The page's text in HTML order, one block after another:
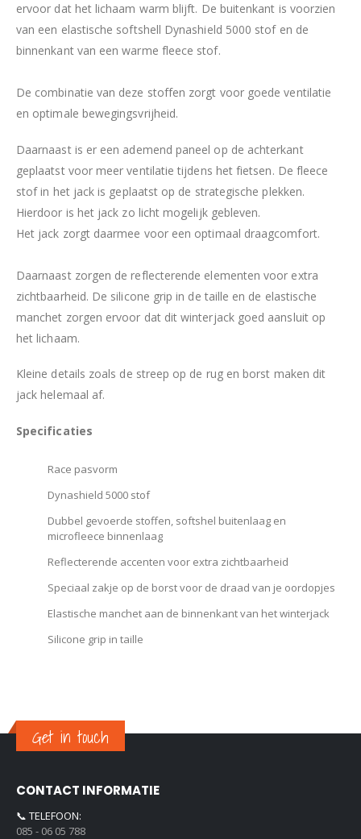
ervoor dat het lichaam warm blijft. De buitenkant is voorzien
van een elastische softshell Dynashield 5000 stof en de
binnenkant van een warme fleece stof.
De combinatie van deze stoffen zorgt voor goede ventilatie
en optimale bewegingsvrijheid.
Daarnaast is er een ademend paneel op de achterkant
geplaatst voor meer ventilatie tijdens het fietsen. De fleece
stof in het jack is geplaatst op de strategische plekken.
Hierdoor is het jack zo licht mogelijk gebleven.
Het jack zorgt daarmee voor een optimaal draagcomfort.
Daarnaast zorgen de reflecterende elementen voor extra
zichtbaarheid. De silicone grip in de taille en de elastische
manchet zorgen ervoor dat dit winterjack goed aansluit op
het lichaam.
Kleine details zoals de streep op de rug en borst maken dit
jack helemaal af.
Specificaties
Race pasvorm
Dynashield 5000 stof
Dubbel gevoerde stoffen, softshel buitenlaag en
microfleece binnenlaag
Reflecterende accenten voor extra zichtbaarheid
Speciaal zakje op de borst voor de draad van je oordopjes
Elastische manchet aan de binnenkant van het winterjack
Silicone grip in taille
Get in touch
CONTACT INFORMATIE
📞 TELEFOON:
085 - 06 05 788